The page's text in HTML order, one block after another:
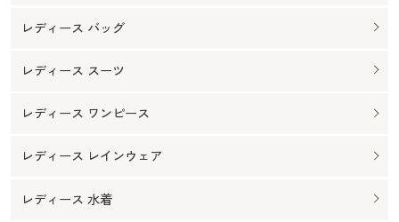
レディース バッグ
レディース スーツ
レディース ワンピース
レディース レインウェア
レディース 水着